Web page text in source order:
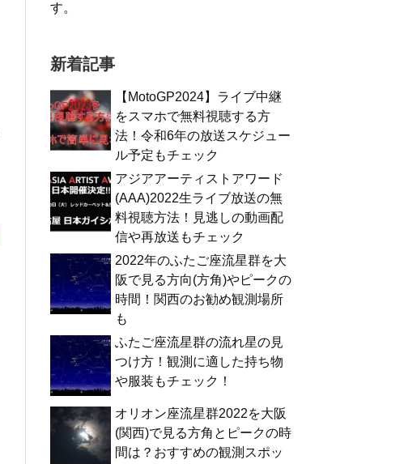
す。
新着記事
【MotoGP2024】ライブ中継
をスマホで無料視聴する方
法！令和6年の放送スケジュー
ル予定もチェック
アジアアーティストアワード
(AAA)2022生ライブ放送の無
料視聴方法！見逃しの動画配
信や再放送もチェック
2022年のふたご座流星群を大
阪で見る方向(方角)やピークの
時間！関西のお勧め観測場所
も
ふたご座流星群の流れ星の見
つけ方！観測に適した持ち物
や服装もチェック！
オリオン座流星群2022を大阪
(関西)で見る方角とピークの時
間は？おすすめの観測スポッ